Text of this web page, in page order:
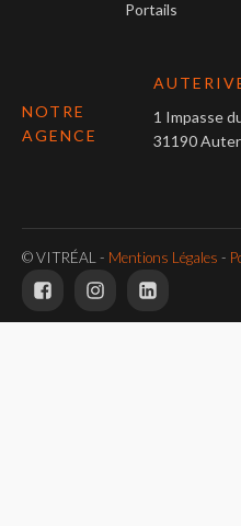
Portails
NOTRE
AGENCE
1 Impasse
31190
© VITRÉAL - Mentions Légales -